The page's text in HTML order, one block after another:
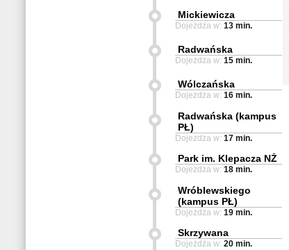
Mickiewicza
Dojeżdża w: 13 min.
Radwańska
Dojeżdża w: 15 min.
Wólczańska
Dojeżdża w: 16 min.
Radwańska (kampus
PŁ)
Dojeżdża w: 17 min.
Park im. Klepacza NŻ
Dojeżdża w: 18 min.
Wróblewskiego
(kampus PŁ)
Dojeżdża w: 19 min.
Skrzywana
Dojeżdża w: 20 min.